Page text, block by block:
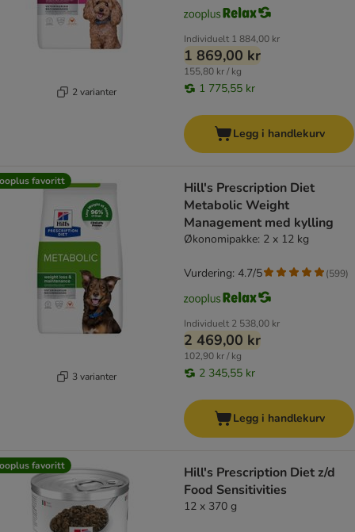
2 varianter
Individuelt 1 884,00 kr
1 869,00 kr
155,80 kr / kg
1 775,55 kr
Legg i handlekurv
favoritt
3 varianter
Hill's Prescription Diet
Metabolic Weight
Management med kylling
Økonomipakke: 2 x 12 kg
Individuelt 2 538,00 kr
2 469,00 kr
102,90 kr / kg
2 345,55 kr
Vurdering: 4.7/5 (599)
Legg i handlekurv
favoritt
Hill's Prescription Diet z/d
Food Sensitivities
12 x 370 g